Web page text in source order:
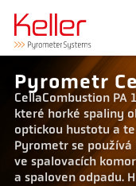
Pyrometr
CellaCombustion PA
které horké spaliny
optickou hustotu a
Pyrometr se
ve spalovacích
a spaloven odpadu.